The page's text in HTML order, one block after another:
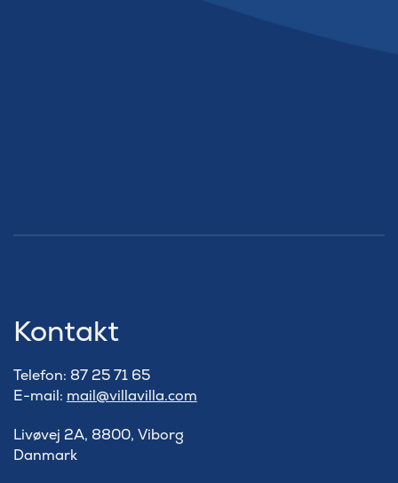
Kontakt
Telefon: 87 25 71 65
E-mail: mail@villavilla.com
Livøvej 2A, 8800, Viborg
Danmark